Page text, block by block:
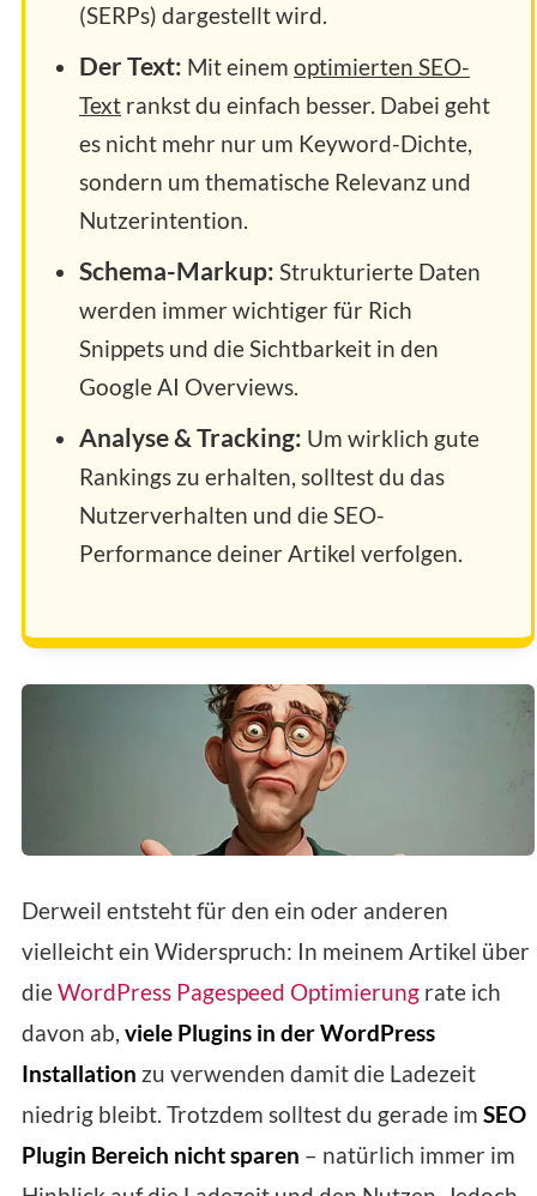
(SERPs) dargestellt wird.
Der Text: Mit einem optimierten SEO-
Text rankst du einfach besser. Dabei geht
es nicht mehr nur um Keyword-Dichte,
sondern um thematische Relevanz und
Nutzerintention.
Schema-Markup: Strukturierte Daten
werden immer wichtiger für Rich
Snippets und die Sichtbarkeit in den
Google AI Overviews.
Analyse & Tracking: Um wirklich gute
Rankings zu erhalten, solltest du das
Nutzerverhalten und die SEO-
Performance deiner Artikel verfolgen.
Derweil entsteht für den ein oder anderen
vielleicht ein Widerspruch: In meinem Artikel über
dieWordPress Pagespeed Optimierung rate ich
davon ab, viele Plugins in der WordPress
Installation zu verwenden damit die Ladezeit
niedrig bleibt. Trotzdem solltest du gerade im SEO
Plugin Bereich nicht sparen – natürlich immer im